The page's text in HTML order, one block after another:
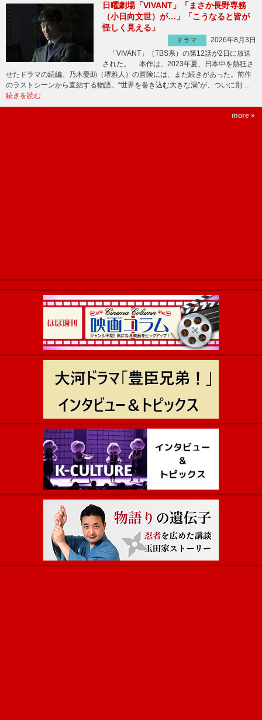
日曜劇場「VIVANT」「まさか長野専務
（小日向文世）が…」「こうなると皆が
怪しく見える」
ドラマ
2026年8月3日
「VIVANT」（TBS系）の第12話が2日に放送
された。 本作は、2023年夏、日本中を熱狂さ
せたドラマの続編。乃木憂助（堺雅人）の冒険には、まだ続きがあった。前作
のラストシーンから直結する物語。“世界を巻き込む大きな渦”が、ついに別 …
続きを読む
more »